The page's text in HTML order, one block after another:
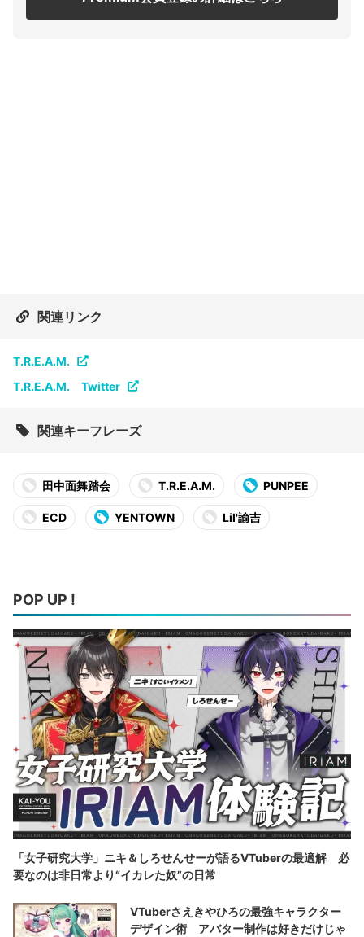
関連リンク
T.R.E.A.M.
T.R.E.A.M. Twitter
関連キーフレーズ
田中面舞踏会 T.R.E.A.M. PUNPEE
ECD YENTOWN Lil'諭吉
POP UP !
「女子研究大学」ニキ＆しろせんせーが語るVTuberの最適解 必
要なのは非日常より“イカレた奴”の日常
VTuberさえきやひろの最強キャラクター
デザイン術 アバター制作は好きだけじゃ